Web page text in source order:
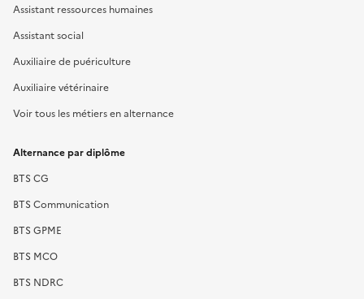
Assistant ressources humaines
Assistant social
Auxiliaire de puériculture
Auxiliaire vétérinaire
Voir tous les métiers en alternance
Alternance par diplôme
BTS CG
BTS Communication
BTS GPME
BTS MCO
BTS NDRC